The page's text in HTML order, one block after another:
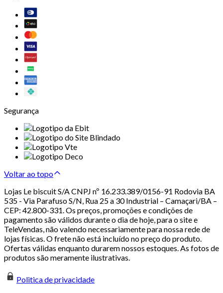
Segurança
Voltar ao topo
Lojas Le biscuit S/A CNPJ nº 16.233.389/0156-91 Rodovia BA
535 - Via Parafuso S/N, Rua 25 a 30 Industrial – Camaçari/BA –
CEP: 42.800-331. Os preços, promoções e condições de
pagamento são válidos durante o dia de hoje, para o site e
TeleVendas, não valendo necessariamente para nossa rede de
lojas físicas. O frete não está incluído no preço do produto.
Ofertas válidas enquanto durarem nossos estoques. As fotos de
produtos são meramente ilustrativas.
Politica de privacidade